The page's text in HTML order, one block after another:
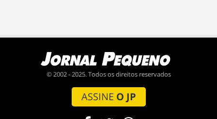
© 2002 - 2025. Todos os direitos reservados
ASSINE O JP